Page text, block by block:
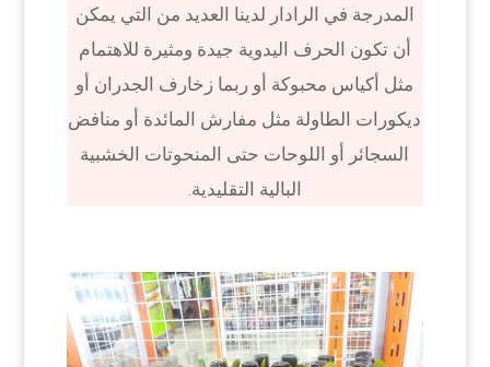
المدرجة في الرادار لدينا العديد من التي يمكن
أن تكون الحرف اليدوية جيدة ومثيرة للاهتمام
مثل أكياس محبوكة أو ربما زخارف الجدران أو
ديكورات الطاولة مثل مفارش المائدة أو منافض
السجائر أو اللوحات حتى المنحوتات الخشبية
البالية التقليدية.